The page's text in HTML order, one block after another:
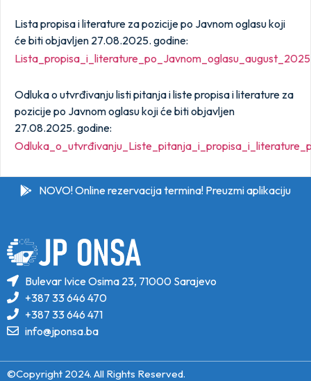
Lista propisa i literature za pozicije po Javnom oglasu koji
će biti objavljen 27.08.2025. godine:
Lista_propisa_i_literature_po_Javnom_oglasu_august_2025
Odluka o utvrđivanju listi pitanja i liste propisa i literature za
pozicije po Javnom oglasu koji će biti objavljen
27.08.2025. godine:
NOVO! Online rezervacija termina! Preuzmi aplikaciju
Bulevar Ivice Osima 23, 71000 Sarajevo
+387 33 646 470
+387 33 646 471
info@jponsa.ba
©Copyright 2024. All Rights Reserved.